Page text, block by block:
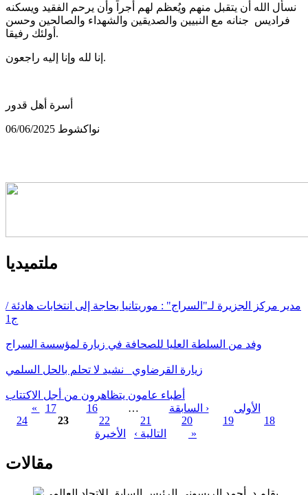
نسأل الله أن يتقبل منهم ويُعظم لهم أجراً وأن يرحم الفقيد ويسكنه
فراديس جنانه مع النبيين والصديقين والشهداء والصالحين وحسن
أولئك رفيقا.
إنا لله وإنا إليه راجعون.
أسرة أهل قدور
نواكشوط 06/06/2025
ملتميديا
مدير مركز الجزيرة لـ"السراج" : موريتانيا بحاجة إلى انتخابات هادئة /
ج1
وفد من السلطة العليا للصحافة في زيارة لمؤسسة السراج
زيارة القرضاوي_ نشيد لا تحلم بالحل السلمي
أطباء عامون يتظاهرون من أجل الاكتتاب
الصفحات
« الأولى ‹ السابقة …
16
17
18
19
20
21
22
23
24
التالية ›
الأخيرة »
مقالات